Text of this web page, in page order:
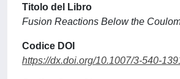
Titolo del Libro
Fusion Reactions Below the
Codice DOI
https://dx.doi.org/10.1007/3-540-